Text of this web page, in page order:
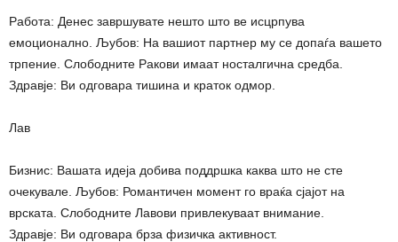
Работа: Денес завршувате нешто што ве исцрпува
емоционално. Љубов: На вашиот партнер му се допаѓа вашето
трпение. Слободните Ракови имаат носталгична средба.
Здравје: Ви одговара тишина и краток одмор.
Лав
Бизнис: Вашата идеја добива поддршка каква што не сте
очекувале. Љубов: Романтичен момент го враќа сјајот на
врската. Слободните Лавови привлекуваат внимание.
Здравје: Ви одговара брза физичка активност.